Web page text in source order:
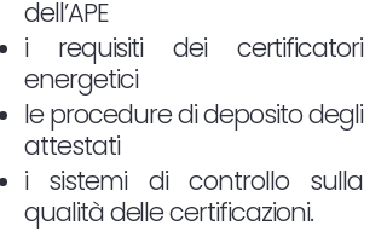
dell’APE
i requisiti dei certificatori
energetici
le procedure di deposito degli
attestati
i sistemi di controllo sulla
qualità delle certificazioni.